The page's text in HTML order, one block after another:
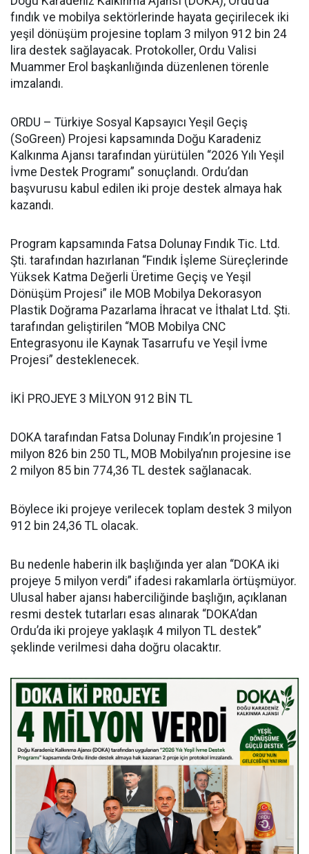
fındık ve mobilya sektörlerinde hayata geçirilecek iki
yeşil dönüşüm projesine toplam 3 milyon 912 bin 24
lira destek sağlayacak. Protokoller, Ordu Valisi
Muammer Erol başkanlığında düzenlenen törenle
imzalandı.
ORDU – Türkiye Sosyal Kapsayıcı Yeşil Geçiş
(SoGreen) Projesi kapsamında Doğu Karadeniz
Kalkınma Ajansı tarafından yürütülen “2026 Yılı Yeşil
İvme Destek Programı” sonuçlandı. Ordu’dan
başvurusu kabul edilen iki proje destek almaya hak
kazandı.
Program kapsamında Fatsa Dolunay Fındık Tic. Ltd.
Şti. tarafından hazırlanan “Fındık İşleme Süreçlerinde
Yüksek Katma Değerli Üretime Geçiş ve Yeşil
Dönüşüm Projesi” ile MOB Mobilya Dekorasyon
Plastik Doğrama Pazarlama İhracat ve İthalat Ltd. Şti.
tarafından geliştirilen “MOB Mobilya CNC
Entegrasyonu ile Kaynak Tasarrufu ve Yeşil İvme
Projesi” desteklenecek.
İKİ PROJEYE 3 MİLYON 912 BİN TL
DOKA tarafından Fatsa Dolunay Fındık’ın projesine 1
milyon 826 bin 250 TL, MOB Mobilya’nın projesine ise
2 milyon 85 bin 774,36 TL destek sağlanacak.
Böylece iki projeye verilecek toplam destek 3 milyon
912 bin 24,36 TL olacak.
Bu nedenle haberin ilk başlığında yer alan “DOKA iki
projeye 5 milyon verdi” ifadesi rakamlarla örtüşmüyor.
Ulusal haber ajansı haberciliğinde başlığın, açıklanan
resmi destek tutarları esas alınarak “DOKA’dan
Ordu’da iki projeye yaklaşık 4 milyon TL destek”
şeklinde verilmesi daha doğru olacaktır.